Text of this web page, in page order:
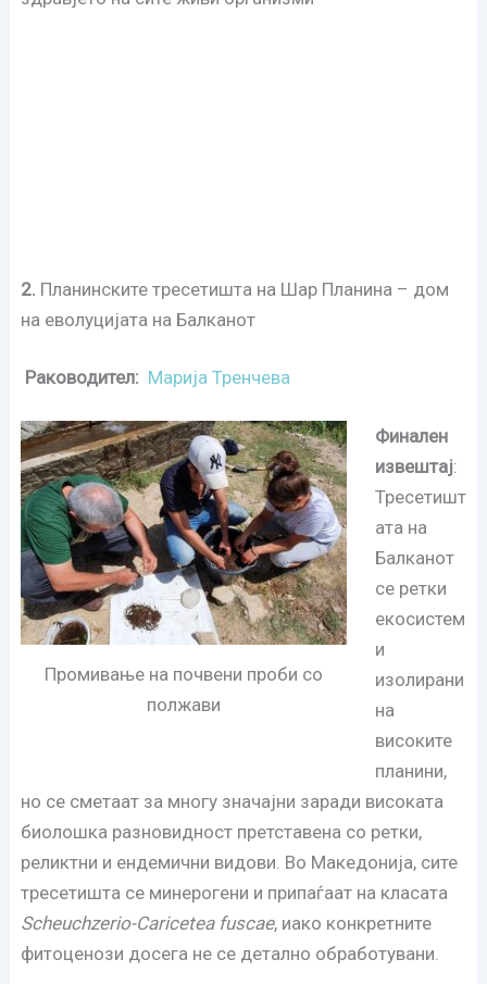
2. Планинските тресетишта на Шар Планина – дом
на еволуцијата на Балканот
Раководител: Марија Тренчева
Промивање на почвени проби со
полжави
Финален
извештај:
Тресетишт
ата на
Балканот
се ретки
екосистем
и
изолирани
на
високите
планини,
но се сметаат за многу значајни заради високата
биолошка разновидност претставена со ретки,
реликтни и ендемични видови. Во Македонија, сите
тресетишта се минерогени и припаѓаат на класата
Scheuchzerio-Caricetea fuscae, иако конкретните
фитоценози досега не се детално обработувани.